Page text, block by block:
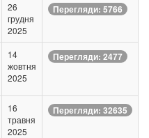
26
грудня
2025
Перегляди: 5766
14
жовтня
2025
Перегляди: 2477
16
травня
2025
Перегляди: 32635